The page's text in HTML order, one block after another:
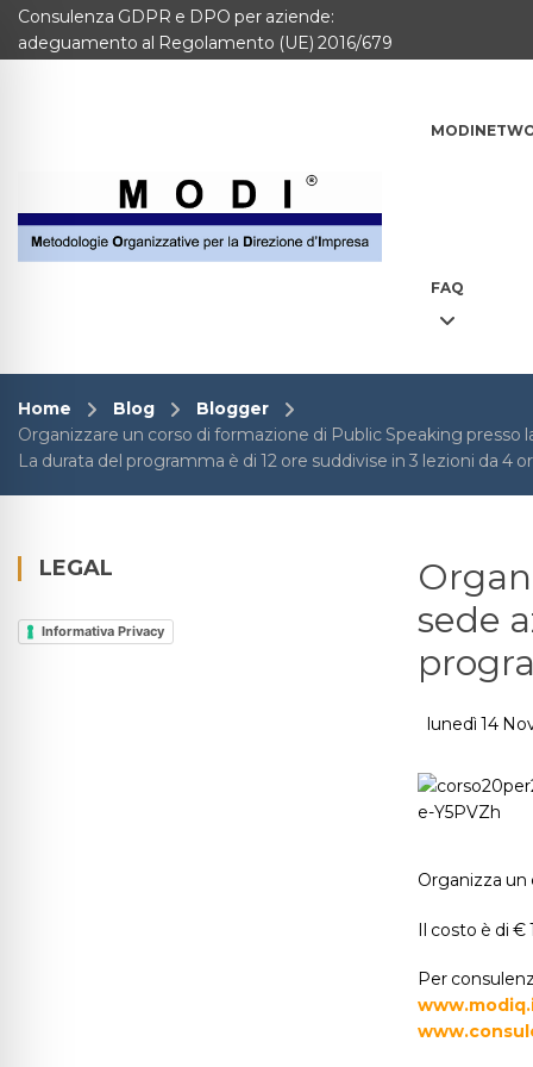
MODINETWORK
Chi Siamo
Corsi
Blog e info
Consulenza GDPR e DPO per aziende:
adeguamento al Regolamento (UE) 2016/679
FAQ
Home Blog
Blogger
Organizzare un corso di formazione di Public Speaking presso
La durata del programma è di 12 ore suddivise in 3 lezioni da 4
sede
lunedì 14
Organizza un
Il costo è di €
Per
LEGAL
Informativa Privacy